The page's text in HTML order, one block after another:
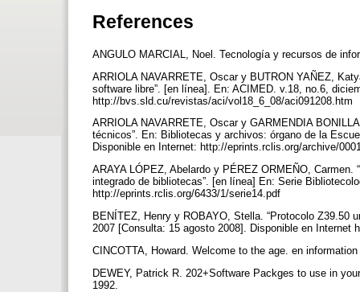
References
ANGULO MARCIAL, Noel. Tecnología y recursos de
ARRIOLA NAVARRETE, Oscar y BUTRON YAÑEZ,
software libre”. [en línea]. En: ACIMED. v.18, no.6,
http://bvs.sld.cu/revistas/aci/vol18_6_08/aci091208.htm
ARRIOLA NAVARRETE, Oscar y GARMENDIA
técnicos”. En: Bibliotecas y archivos: órgano de la
Disponible en Internet: http://eprints.rclis.org/archive/
ARAYA LÓPEZ, Abelardo y PÉREZ ORMEÑO,
integrado de bibliotecas”. [en línea] En: Serie
http://eprints.rclis.org/6433/1/serie14.pdf
BENÍTEZ, Henry y ROBAYO, Stella. “Protocolo Z39.50
2007 [Consulta: 15 agosto 2008]. Disponible en
CINCOTTA, Howard. Welcome to the age. en
DEWEY, Patrick R. 202+Software Packges to use in
1992.